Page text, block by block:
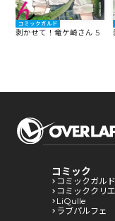
コミックガルド
剥かせて！竜ケ崎さん 5
コミック
コミックガルド
コミッククリエ
LiQulle
ラブパルフェ